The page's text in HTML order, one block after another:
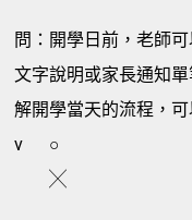
問：開學日前，老師
文字說明或家長通知
解開學當天的流程，
v
○
╳